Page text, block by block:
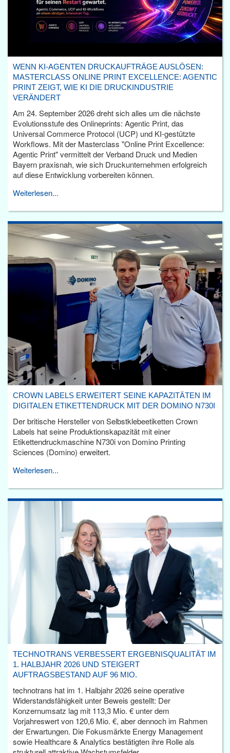
WENN KI-AGENTEN DRUCKAUFTRÄGE AUSLÖSEN:
MASTERCLASS ONLINE PRINT EXCELLENCE: AGENTIC
PRINT ZEIGT, WIE KI DIE DRUCKINDUSTRIE
VERÄNDERT
Am 24. September 2026 dreht sich alles um die nächste
Evolutionsstufe des Onlineprints: Agentic Print, das
Universal Commerce Protocol (UCP) und KI-gestützte
Workflows. Mit der Masterclass "Online Print Excellence:
Agentic Print" vermittelt der Verband Druck und Medien
Bayern praxisnah, wie sich Druckunternehmen erfolgreich
auf diese Entwicklung vorbereiten können.
Weiterlesen...
CROWN LABELS ERWEITERT SEINE KAPAZITÄTEN IM
DIGITALEN ETIKETTENDRUCK MIT DER DOMINO N730I
Der britische Hersteller von Selbstklebeetiketten Crown
Labels hat seine Produktionskapazität mit einer
Etikettendruckmaschine N730i von Domino Printing
Sciences (Domino) erweitert.
Weiterlesen...
TECHNOTRANS VERBESSERT ERGEBNISQUALITÄT IM
1. HALBJAHR 2026 UND STEIGERT
AUFTRAGSBESTAND AUF 96 MIO.
technotrans hat im 1. Halbjahr 2026 seine operative
Widerstandsfähigkeit unter Beweis gestellt: Der
Konzernumsatz lag mit 113,3 Mio. € unter dem
Vorjahreswert von 120,6 Mio. €, aber dennoch im Rahmen
der Erwartungen. Die Fokusmärkte Energy Management
sowie Healthcare & Analytics bestätigten ihre Rolle als